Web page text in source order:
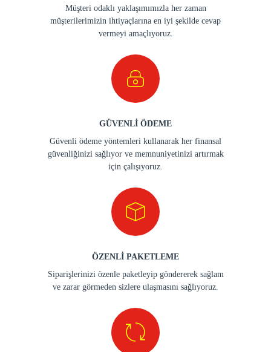
Müşteri odaklı yaklaşımımızla her zaman
müşterilerimizin ihtiyaçlarına en iyi şekilde cevap
vermeyi amaçlıyoruz.
GÜVENLİ ÖDEME
Güvenli ödeme yöntemleri kullanarak her finansal
güvenliğinizi sağlıyor ve memnuniyetinizi artırmak
için çalışıyoruz.
ÖZENLİ PAKETLEME
Siparişlerinizi özenle paketleyip göndererek sağlam
ve zarar görmeden sizlere ulaşmasını sağlıyoruz.